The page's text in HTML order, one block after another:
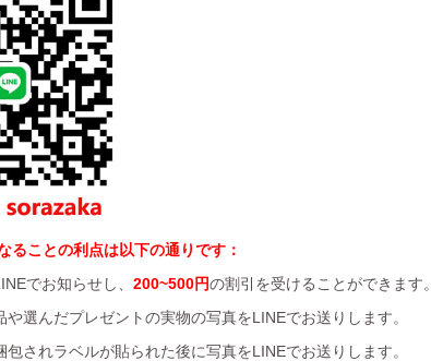
ることの利点は以下の通りです：
でお知らせし、 200~500円の割引を受けることができます。
選んだプレゼントの実物の写真をLINEでお送りします。
されラベルが貼られた後に写真をLINEでお送りします。